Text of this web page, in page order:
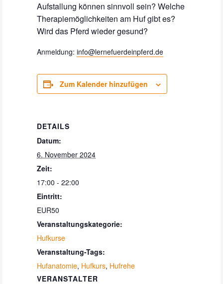
Aufstallung können sinnvoll sein? Welche
Therapiemöglichkeiten am Huf gibt es?
Wird das Pferd wieder gesund?
Anmeldung: info@lernefuerdeinpferd.de
Zum Kalender hinzufügen
DETAILS
Datum:
6. November 2024
Zeit:
17:00 - 22:00
Eintritt:
EUR50
Veranstaltungskategorie:
Hufkurse
Veranstaltung-Tags:
Hufanatomie, Hufkurs, Hufrehe
VERANSTALTER